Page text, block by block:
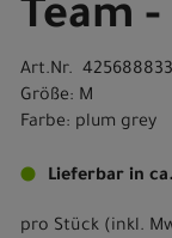
Team
Art.Nr.
Größe: M
Farbe: plum grey
Lieferbar in
pro Stück (inkl.